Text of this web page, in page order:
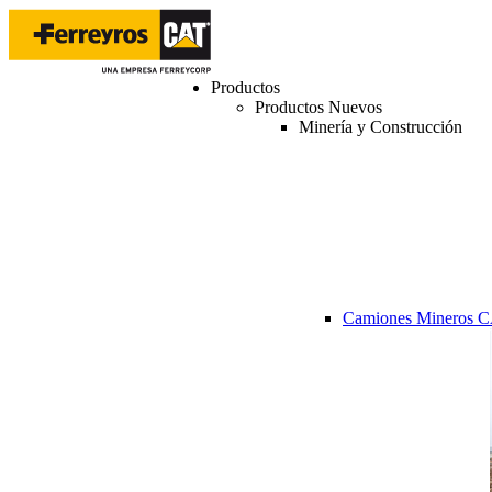
Productos
Productos Nuevos
Minería y Construcción
Camiones Mineros